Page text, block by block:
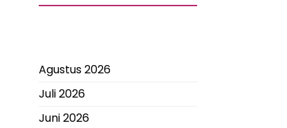
Agustus 2026
Juli 2026
Juni 2026